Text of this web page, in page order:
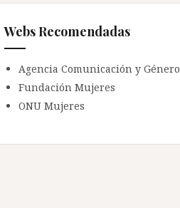
Webs Recomendadas
Agencia Comunicación y Género
Fundación Mujeres
ONU Mujeres